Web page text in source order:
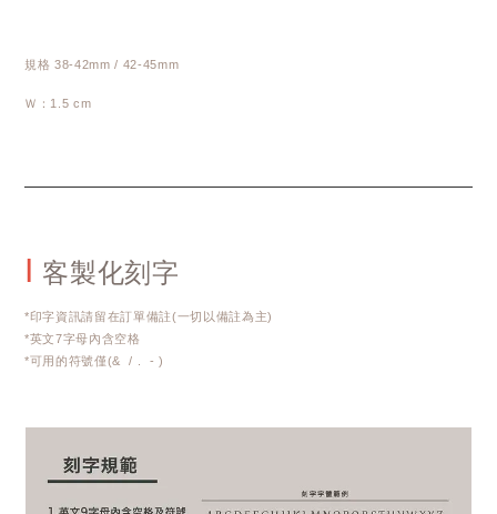
規格 38-42mm / 42-45mm
Ｗ：1.5 cm
I 客製化刻字
*印字資訊請留在訂單備註(一切以備註為主)
*英文7字母內含空格
*可用的符號僅(& / . - )